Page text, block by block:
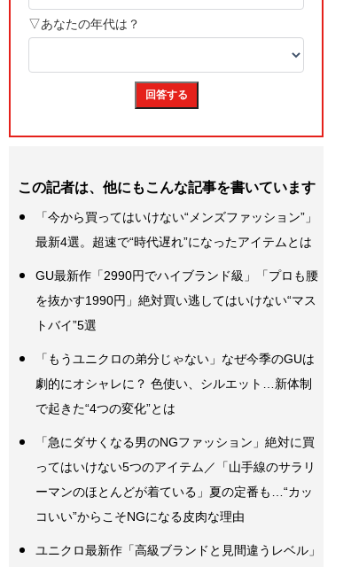
この記者は、他にもこんな記事を書いています
「今から買ってはいけない“メンズファッション”」
最新4選。超速で“時代遅れ”になったアイテムとは
GU最新作「2990円でハイブランド級」「プロも腰
を抜かす1990円」絶対買い逃してはいけない“マス
トバイ”5選
「もうユニクロの弟分じゃない」なぜ今季のGUは
劇的にオシャレに？ 色使い、シルエット…新体制
で起きた“4つの変化”とは
「急にダサくなる男のNGファッション」絶対に買
ってはいけない5つのアイテム／「山手線のサラリ
ーマンのほとんどが着ている」夏の定番も…“カッ
コいい”からこそNGになる皮肉な理由
ユニクロ最新作「高級ブランドと見間違うレベル」